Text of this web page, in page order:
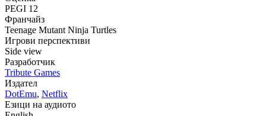
PEGI 12
Франчайз
Teenage Mutant Ninja Turtles
Игрови перспективи
Side view
Разработчик
Tribute Games
Издател
DotEmu, Netflix
Езици на аудиото